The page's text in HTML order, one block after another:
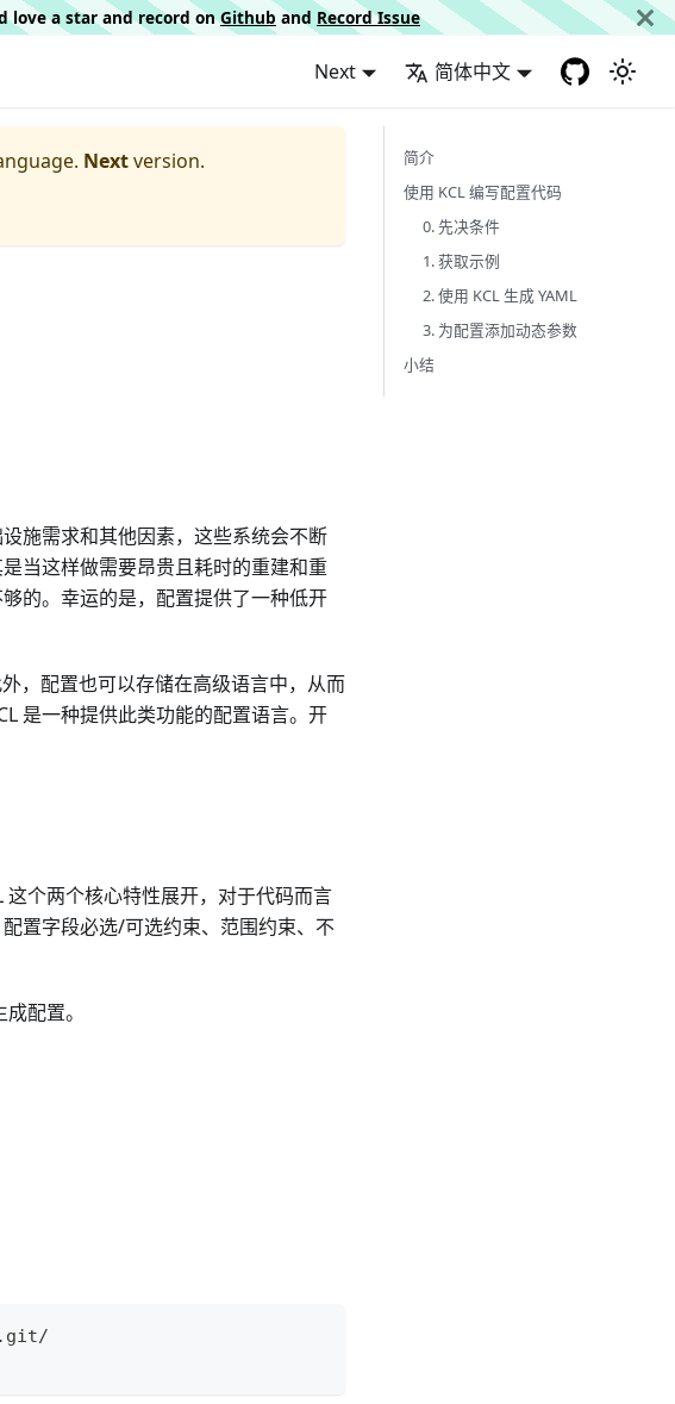
love a star and record onGithub and Record Issue
Next 简体中文
Nextversion.
施需求和其他因素，这些系统会不断
当这样做需要昂贵且耗时的重建和重
的。幸运的是，配置提供了一种低开
，配置也可以存储在高级语言中，从而
是一种提供此类功能的配置语言。开
这个两个核心特性展开，对于代码而言
置字段必选/可选约束、范围约束、不
配置。
简介
使用 KCL 编写配置代码
0. 先决条件
1. 获取示例
2. 使用 KCL 生成 YAML
3. 为配置添加动态参数
小结